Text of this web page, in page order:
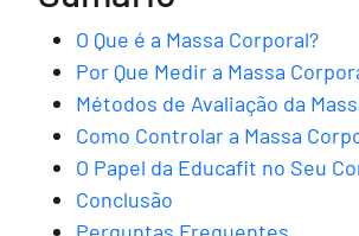
O Que é a Massa Corporal?
Por Que Medir a Massa
Métodos de Avaliação da
Como Controlar a Massa
O Papel da Educafit no Seu
Conclusão